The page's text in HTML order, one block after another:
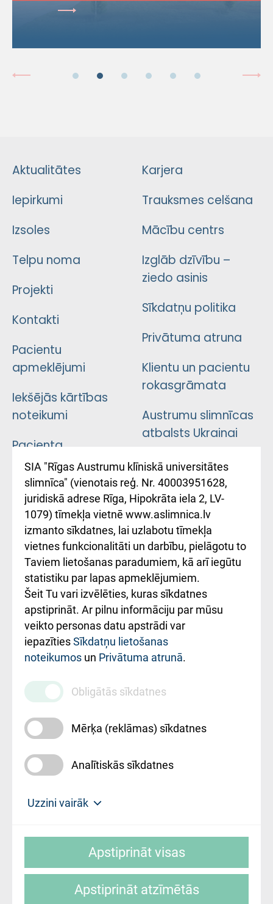
Aktualitātes
Iepirkumi
Izsoles
Telpu noma
Projekti
Kontakti
Pacientu
apmeklējumi
Iekšējās kārtības
noteikumi
Pacienta
atsauksmju/sūdzību
iesniegšanas
kārtība
Kā pie mums nokļūt
Rēķinu apmaksas
ceļvedis
Rekvizīti un
ārstniecības
iestādes kods
010000234
Maksas
pakalpojumu
cenrādis
Karjera
Trauksmes celšana
Mācību centrs
Izglāb dzīvību –
ziedo asinis
Sīkdatņu politika
Privātuma atruna
Klientu un pacientu
rokasgrāmata
Austrumu slimnīcas
atbalsts Ukrainai
Підтримка Східної
лікарні та співпраця з
Україною
Mājas lapas izstrāde:
SIA "Rīgas Austrumu klīniskā universitātes
slimnīca" (vienotais reģ. Nr. 40003951628,
juridiskā adrese Rīga, Hipokrāta iela 2, LV-
1079) tīmekļa vietnē www.aslimnica.lv
izmanto sīkdatnes, lai uzlabotu tīmekļa
vietnes funkcionalitāti un darbību, pielāgotu to
Taviem lietošanas paradumiem, kā arī iegūtu
statistiku par lapas apmeklējumiem.
Šeit Tu vari izvēlēties, kuras sīkdatnes
apstiprināt. Ar pilnu informāciju par mūsu
veikto personas datu apstrādi var
iepazītiesSīkdatņu lietošanas
noteikumos un Privātuma atrunā.
Obligātās sīkdatnes
Mērķa (reklāmas) sīkdatnes
Analītiskās sīkdatnes
Uzzini vairāk
slimnīca, turpmāk – Pārzinis, sīkdatņu
sīkdatņu izmantošanas nosacījumiem.
Apstiprināt visas
Apstiprināt atzīmētās